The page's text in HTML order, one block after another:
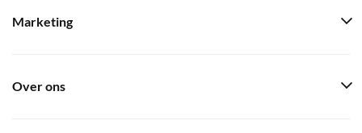
Marketing
Over ons